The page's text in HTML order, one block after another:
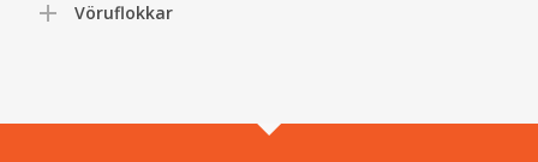
Vöruflokkar